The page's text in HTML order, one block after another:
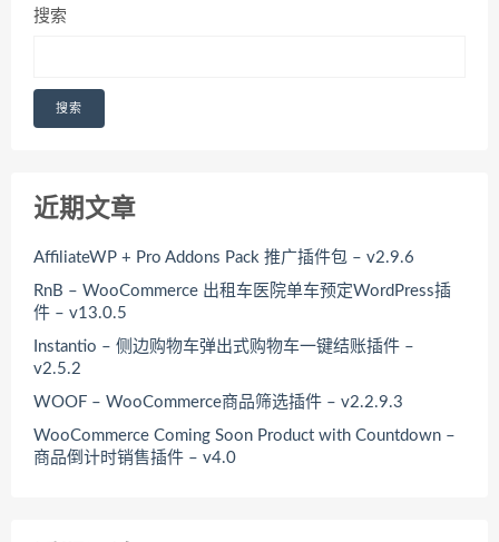
搜索
搜索
近期文章
AffiliateWP + Pro Addons Pack 推广插件包 – v2.9.6
RnB – WooCommerce 出租车医院单车预定WordPress插
件 – v13.0.5
Instantio – 侧边购物车弹出式购物车一键结账插件 –
v2.5.2
WOOF – WooCommerce商品筛选插件 – v2.2.9.3
WooCommerce Coming Soon Product with Countdown –
商品倒计时销售插件 – v4.0